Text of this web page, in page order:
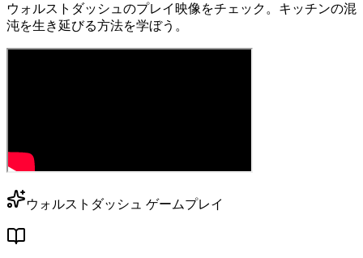
ウォルストダッシュのプレイ映像をチェック。キッチンの混
沌を生き延びる方法を学ぼう。
ウォルストダッシュ ゲームプレイ